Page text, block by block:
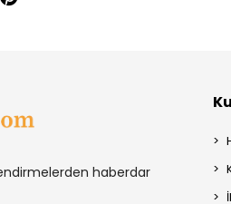
haberdar